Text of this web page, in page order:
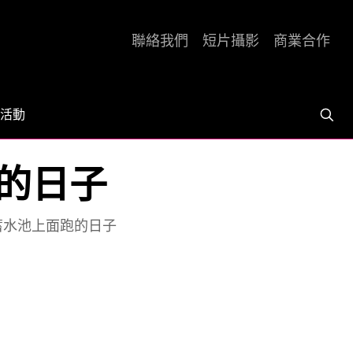
活動
聯絡我們 短片攝影 商業合作
日子
池上面跑的日子